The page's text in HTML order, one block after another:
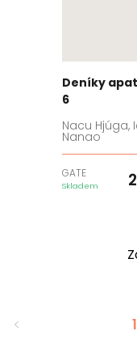
Deníky
6
Nacu Hjúga,
Nanao
GATE
Skladem
< 1